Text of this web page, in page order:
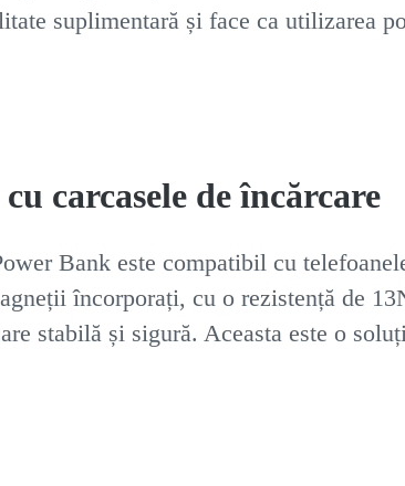
suplimentară și face ca utilizarea
carcasele de încărcare
Bank este compatibil cu
încorporați, cu o rezistență de
stabilă și sigură. Aceasta este o